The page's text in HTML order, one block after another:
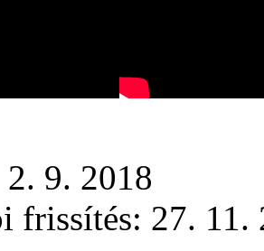
9. 2018
frissítés: 27. 11.